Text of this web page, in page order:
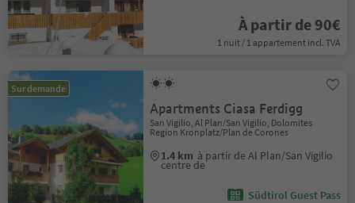
À partir de 90€
1 nuit / 1 appartement incl. TVA
Sur demande
Apartments Ciasa Ferdigg
San Vigilio, Al Plan/San Vigilio, Dolomites
Region Kronplatz/Plan de Corones
1.4 km à partir de Al Plan/San Vigilio
centre de
Südtirol Guest Pass